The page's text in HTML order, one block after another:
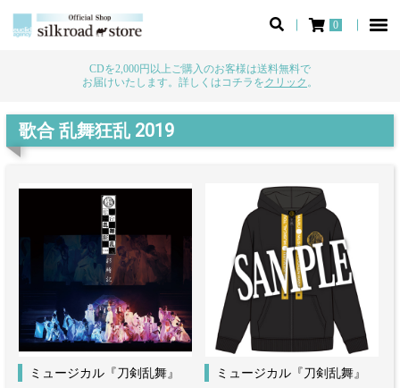
0
CDを2,000円以上ご購入のお客様は送料無料で
お届けいたします。詳しくはコチラをクリック 。
歌合 乱舞狂乱 2019
ミュージカル『刀剣乱舞』 ミュージカル『刀剣乱舞』